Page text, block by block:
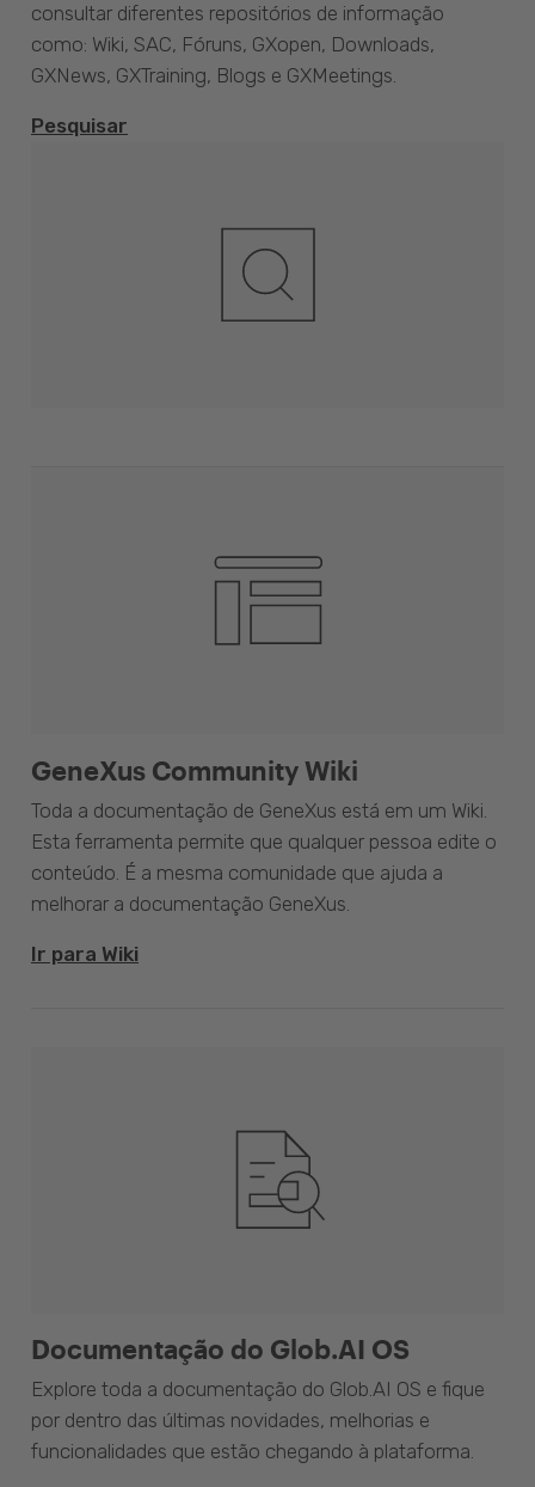
GeneXus Community Wiki
Toda a documentação de GeneXus está em um Wiki.
Esta ferramenta permite que qualquer pessoa edite o
conteúdo. É a mesma comunidade que ajuda a
melhorar a documentação GeneXus.
Ir para Wiki
consultar diferentes repositórios de informação
como: Wiki, SAC, Fóruns, GXopen, Downloads,
GXNews, GXTraining, Blogs e GXMeetings.
Pesquisar
Documentação do Glob.AI OS
Explore toda a documentação do Glob.AI OS e fique
por dentro das últimas novidades, melhorias e
funcionalidades que estão chegando à plataforma.